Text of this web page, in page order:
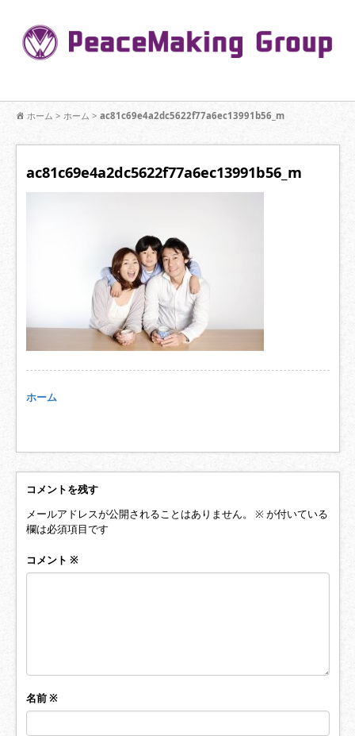
【公式】PeaceMaking Groupはお客様には一対一で向き合い、ご家族
を意図したコミュニケーションを大切にし【家族の絆】に寄り添いま
ホーム > ホーム > ac81c69e4a2dc5622f77a6ec13991b56_m
ac81c69e4a2dc5622f77a6ec13991b56_m
ホーム
コメントを残す
メールアドレスが公開されることはありません。
※が付いている
欄は必須項目です
コメント ※
名前※